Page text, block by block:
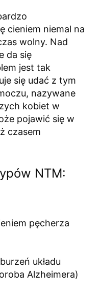
cieniem niemal na
wolny. Nad
da się
jest tak
się udać z tym
nazywane
kobiet w
pojawić się w
czasem
NTM:
pęcherza
układu
Alzheimera)